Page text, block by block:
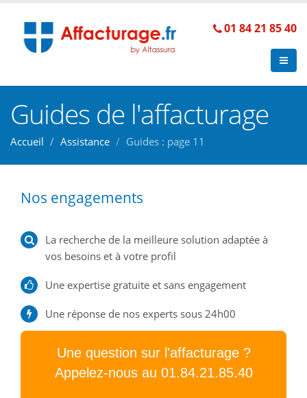
01 84 21 85 40
Guides de l'affacturage
Accueil Assistance Guides : page 11
Nos engagements
La recherche de la meilleure solution adaptée à
vos besoins et à votre profil
Une expertise gratuite et sans engagement
Une réponse de nos experts sous 24h00
Une question sur l'affacturage ?
Appelez-nous au 01.84.21.85.40